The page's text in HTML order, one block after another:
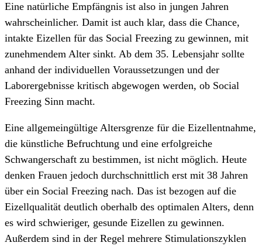
Eine natürliche Empfängnis ist also in jungen Jahren
wahrscheinlicher. Damit ist auch klar, dass die Chance,
intakte Eizellen für das Social Freezing zu gewinnen, mit
zunehmendem Alter sinkt. Ab dem 35. Lebensjahr sollte
anhand der individuellen Voraussetzungen und der
Laborergebnisse kritisch abgewogen werden, ob Social
Freezing Sinn macht.
Eine allgemeingültige Altersgrenze für die Eizellentnahme,
die künstliche Befruchtung und eine erfolgreiche
Schwangerschaft zu bestimmen, ist nicht möglich. Heute
denken Frauen jedoch durch­schnittlich erst mit 38 Jahren
über ein Social Freezing nach. Das ist bezogen auf die
Eizellqualität deutlich oberhalb des optimalen Alters, denn
es wird schwieriger, gesunde Eizellen zu gewinnen.
Außerdem sind in der Regel mehrere Stimulations­zyklen